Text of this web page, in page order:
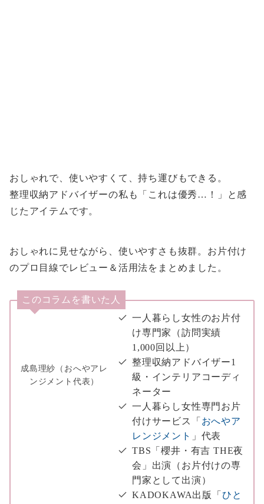
おしゃれで、使いやすくて、持ち運びもできる。
整理収納アドバイザーの私も「これは優秀…！」と感
じたアイテムです。
おしゃれに見せながら、使いやすさも抜群。お片付け
のプロ目線でレビュー＆活用法をまとめました。
このコラムを書いた人
成島理紗（おへやアレ
ンジメント代表）
一人暮らし女性のお片付
け専門家（訪問実績
1,000回以上）
整理収納アドバイザー1
級・インテリアコーディ
ネーター
一人暮らし女性専門お片
付けサービス「 おへやア
レンジメント
」代表
TBS「櫻井・有吉 THE夜
会」出演（お片付けの専
門家として出演）
KADOKAWA出版「 ひと